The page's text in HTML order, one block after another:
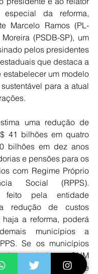
da reforma,
Marcelo Ramos (PL-
(PSDB-SP), um
pelos presidentes
que destaca a
estabelecer um modelo
para a atual
uma redução de
41 bilhões em quatro
bilhões em dez anos
e pensões para os
com Regime Próprio
Social (RPPS).
feito pela entidade
redução de custos
a reforma, poderá
municípios a
Se os municípios
próprio, a CNM
média nas taxas de